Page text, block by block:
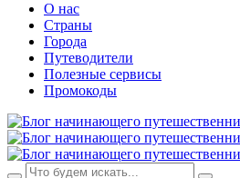
О нас
Страны
Города
Путеводители
Полезные сервисы
Промокоды